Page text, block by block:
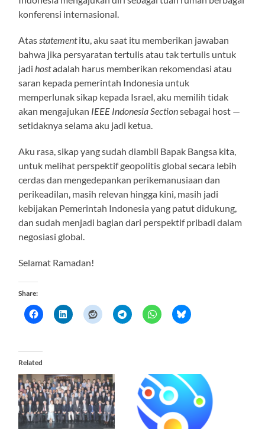
konferensi internasional.
Atasstatementitu, aku saat itu memberikan jawaban
bahwa jika persyaratan tertulis atau tak tertulis untuk
jadihostadalah harus memberikan rekomendasi atau
saran kepada pemerintah Indonesia untuk
memperlunak sikap kepada Israel, aku memilih tidak
akan mengajukan IEEE Indonesia Sectionsebagai host —
setidaknya selama aku jadi ketua.
Aku rasa, sikap yang sudah diambil Bapak Bangsa kita,
untuk melihat perspektif geopolitis global secara lebih
cerdas dan mengedepankan perikemanusiaan dan
perikeadilan, masih relevan hingga kini, masih jadi
kebijakan Pemerintah Indonesia yang patut didukung,
dan sudah menjadi bagian dari perspektif pribadi dalam
negosiasi global.
Selamat Ramadan!
Share:
Related